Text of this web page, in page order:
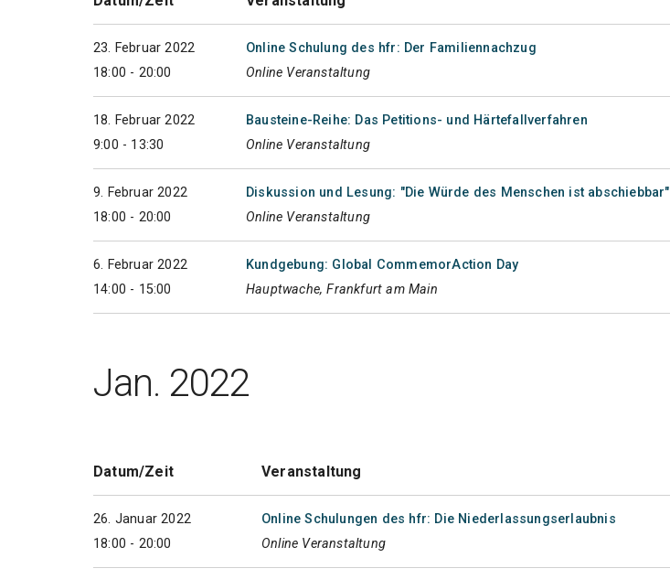
23. Februar 2022
18:00 - 20:00
Online Schulung des hfr: Der Familiennachzug
Online Veranstaltung
18. Februar 2022
9:00 - 13:30
Bausteine-Reihe: Das Petitions- und Härtefallverfahren
Online Veranstaltung
9. Februar 2022
18:00 - 20:00
Diskussion und Lesung: "Die Würde des Menschen ist abschiebbar"
Online Veranstaltung
6. Februar 2022
14:00 - 15:00
Kundgebung: Global CommemorAction Day
Hauptwache, Frankfurt am Main
Jan. 2022
Datum/Zeit Veranstaltung
26. Januar 2022
18:00 - 20:00
Online Schulungen des hfr: Die Niederlassungserlaubnis
Online Veranstaltung